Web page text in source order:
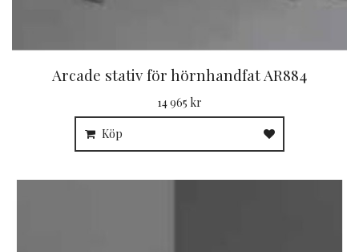
Arcade stativ för hörnhandfat AR884
14 965 kr
Köp